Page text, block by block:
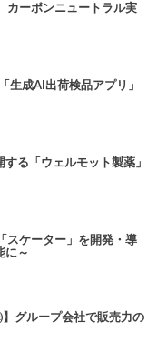
カーボンニュートラル実
生成AI出荷検品アプリ」
る「ウェルモット製薬」
スケーター」を開発・導
に～
グループ会社で販売力の